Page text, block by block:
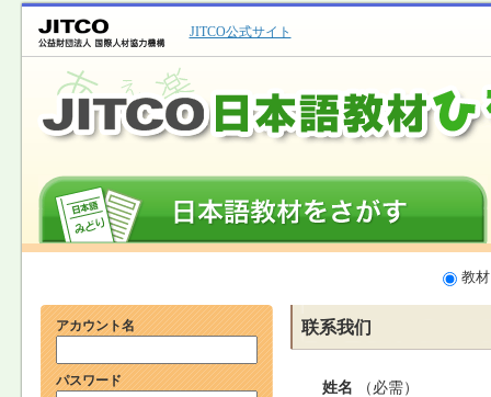
JITCO公式サイト
教
アカウント名
パスワード
联系我们
姓名 （必需）